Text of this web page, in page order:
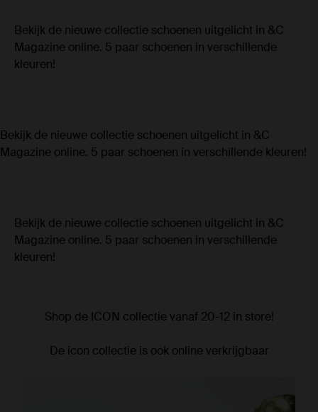
Bekijk de nieuwe collectie schoenen uitgelicht in &C
Magazine online. 5 paar schoenen in verschillende
kleuren!
Bekijk de nieuwe collectie schoenen uitgelicht in &C
Magazine online. 5 paar schoenen in verschillende kleuren!
Bekijk de nieuwe collectie schoenen uitgelicht in &C
Magazine online. 5 paar schoenen in verschillende
kleuren!
Shop de ICON collectie vanaf 20-12 in store!
De icon collectie is ook online verkrijgbaar